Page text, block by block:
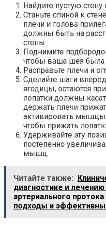
Найдите пустую
Станьте спиной к
плечи и голова
должны быть на
стены.
Поднимите
чтобы ваша шея была
Расправьте плечи и
Сделайте шаги
ягодицы, остаются
лопатки должны
держать плечи
активировать мышцы
чтобы прижать
Удерживайте эту
постепенно
мышц.
Читайте также:
диагностике и
артериального
подходы и